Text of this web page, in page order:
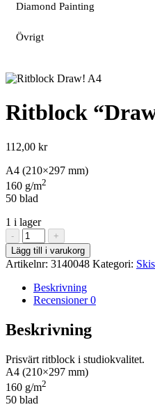
Diamond Painting
Övrigt
Ritblock
112,00 kr
A4 (210×297 mm)
160 g/m2
50 blad
1 i lager
-
Ritblock
"Draw!"
A4
mängd
+
Lägg till i varukorg
Artikelnr: 3140048 Kategori:
Beskrivning
Recensioner0
Beskrivning
Prisvärt ritblock i studiokvalitet.
A4 (210×297 mm)
160 g/m2
50 blad